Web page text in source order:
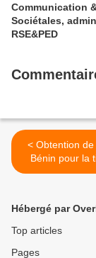
Communication
Sociétales,
RSE&PED
< Obtention de l'AMM au
Bénin pour la
d'artémisia
Hébergé par
Top articles
Pages